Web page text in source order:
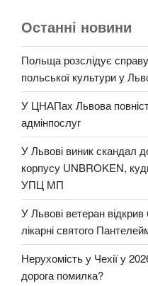
Останні новини
Польща розслідує
польської культури у
У ЦНАПах Львова
адмінпослуг
У Львові виник скандал
корпусу UNBROKEN,
УПЦ МП
У Львові ветеран
лікарні святого
Нерухомість у Чехії у
дорога помилка?